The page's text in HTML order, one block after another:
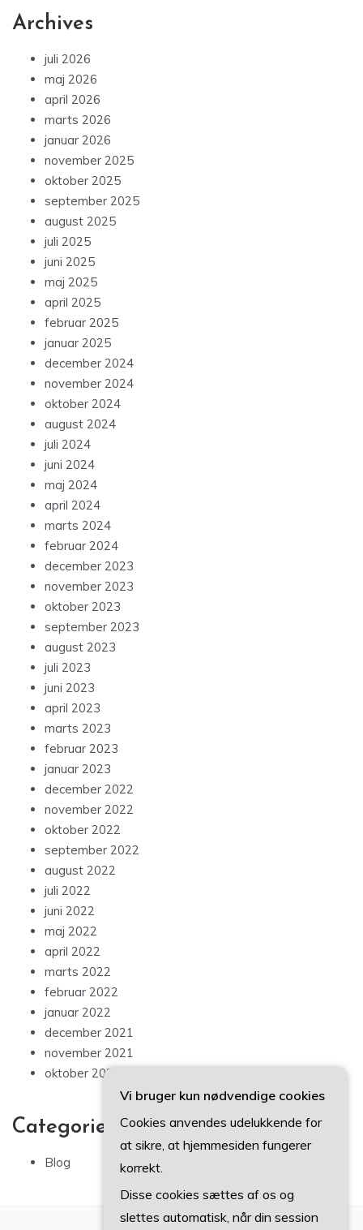
Archives
juli 2026
maj 2026
april 2026
marts 2026
januar 2026
november 2025
oktober 2025
september 2025
august 2025
juli 2025
juni 2025
maj 2025
april 2025
februar 2025
januar 2025
december 2024
november 2024
oktober 2024
august 2024
juli 2024
juni 2024
maj 2024
april 2024
marts 2024
februar 2024
december 2023
november 2023
oktober 2023
september 2023
august 2023
juli 2023
juni 2023
april 2023
marts 2023
februar 2023
januar 2023
december 2022
november 2022
oktober 2022
september 2022
august 2022
juli 2022
juni 2022
maj 2022
april 2022
marts 2022
februar 2022
januar 2022
december 2021
november 2021
oktober 2021
Categories
Blog
Vi bruger kun nødvendige cookies
Cookies anvendes udelukkende for
at sikre, at hjemmesiden fungerer
korrekt.
Disse cookies sættes af os og
slettes automatisk, når din session